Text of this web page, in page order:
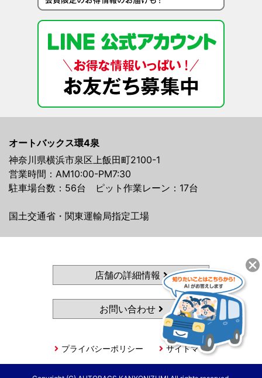
オートバックス環4泉
神奈川県横浜市泉区上飯田町2100-1
営業時間：AM10:00-PM7:30
駐車場台数：56台 ピット作業レーン：17台
国土交通省・関東運輸局指定工場
店舗の詳細情報
お問い合わせ
プライバシーポリシー サイトマップ